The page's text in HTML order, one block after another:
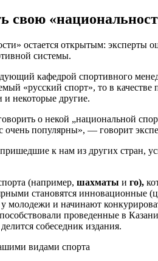
свою
остается открытым:
системы.
кафедрой спортивного
«русский спорт», то в
некоторые другие.
о некой „национальной
очень популярны», — говорит
к нам из других стран,
(например, шахматы и го),
становятся инновационные
молодежи и начинают
проведенные в
собеседник издания.